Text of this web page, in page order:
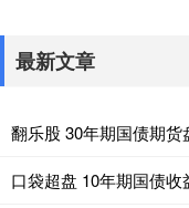
最新文章
翻乐股 30年期国债期
口袋超盘 10年期国债